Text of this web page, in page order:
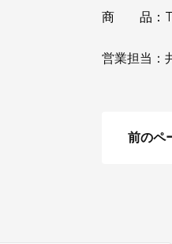
商 品：
営業担当：
前のペ